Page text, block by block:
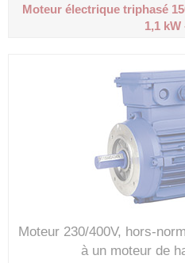
Moteur électrique triphasé
1,1 kW
Moteur 230/400V, hors-
à un moteur de